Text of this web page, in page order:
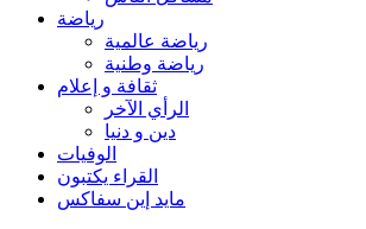
رياضة
رياضة عالمية
رياضة وطنية
ثقافة و إعلام
الرأي الآخر
دين و دنيا
الوفيات
القراء يكتبون
مايد إين سفاكس